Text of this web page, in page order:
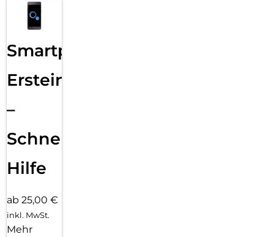
Smartphone
Ersteinrichtung
–
Schnelle
Hilfe
ab 25,00 €
inkl. MwSt.
Mehr